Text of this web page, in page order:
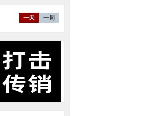
一天 一周